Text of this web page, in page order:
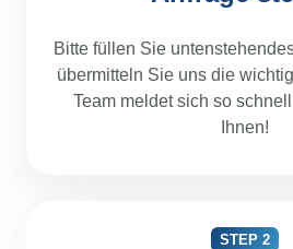
Bitte füllen Sie
übermitteln Sie uns die
Team meldet sich so
Ihnen!
STEP 2